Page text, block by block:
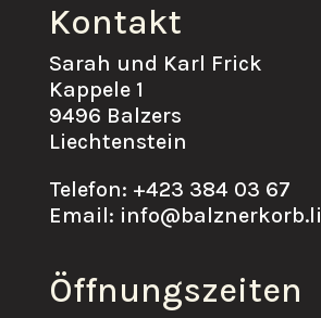
Kontakt
Sarah und Karl Frick
Kappele 1
9496 Balzers
Liechtenstein
Telefon: +423 384 03 67
Email: info@balznerkorb.li
Öffnungszeiten